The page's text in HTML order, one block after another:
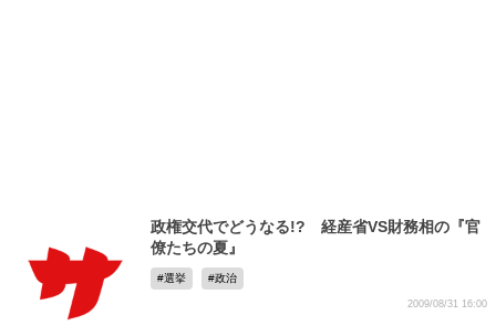
政権交代でどうなる!? 経産省VS財務相の『官
僚たちの夏』
選挙 政治
2009/08/31 16:00